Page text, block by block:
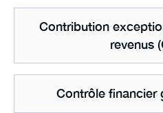
Contribution
revenus
Contrôle financier